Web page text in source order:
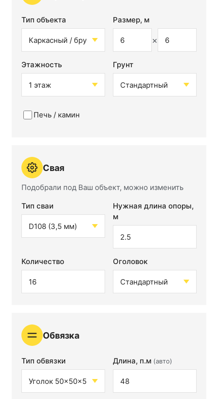
Тип объекта Размер, м
×
Этажность Грунт
Печь / камин
Свая
Подобрали под Ваш объект, можно изменить
Тип сваи
Нужная длина опоры,
м
Количество Оголовок
Обвязка
Тип обвязки Длина, п.м (авто)